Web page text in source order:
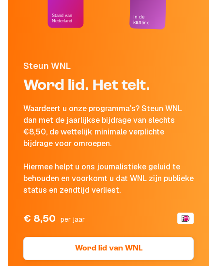
Steun WNL
Word lid. Het telt.
Waardeert u onze programma's? Steun WNL
dan met de jaarlijkse bijdrage van slechts
€8,50, de wettelijk minimale verplichte
bijdrage voor omroepen.
Hiermee helpt u ons journalistieke geluid te
behouden en voorkomt u dat WNL zijn publieke
status en zendtijd verliest.
€ 8,50 per jaar
Word lid van WNL
Stand van
Nederland
In de
kantine